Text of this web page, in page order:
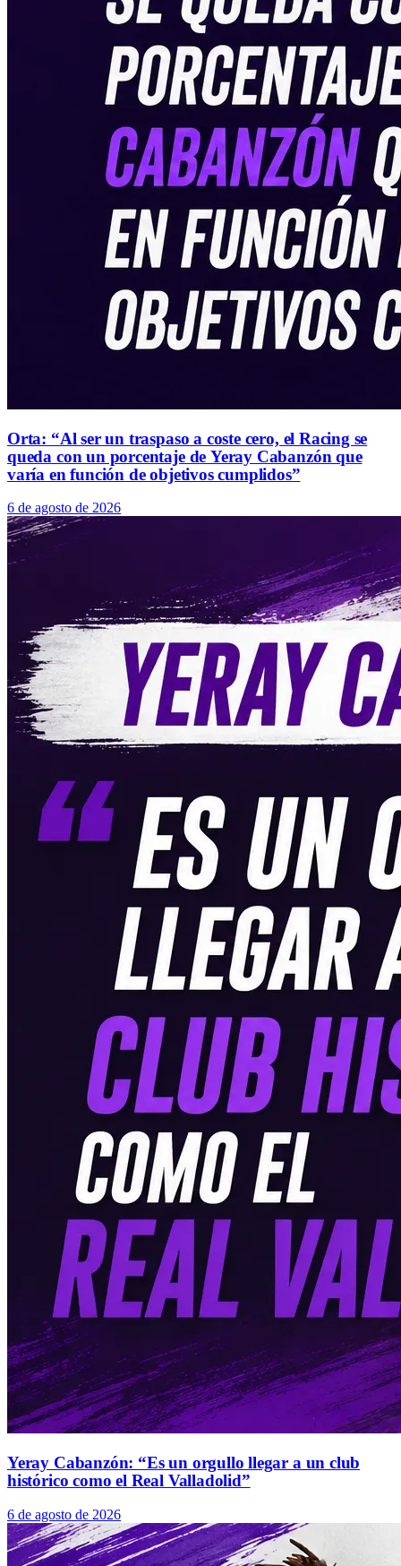
Orta: “Al ser un traspaso a coste cero, el Racing se
queda con un porcentaje de Yeray Cabanzón que
varía en función de objetivos cumplidos”
6 de agosto de 2026
Yeray Cabanzón: “Es un orgullo llegar a un club
histórico como el Real Valladolid”
6 de agosto de 2026